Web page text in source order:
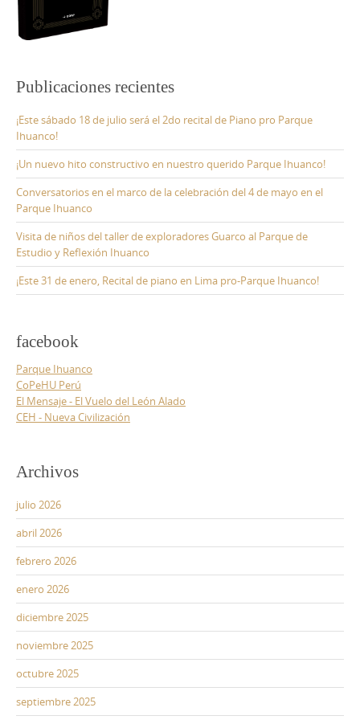
Publicaciones recientes
¡Este sábado 18 de julio será el 2do recital de Piano pro Parque
Ihuanco!
¡Un nuevo hito constructivo en nuestro querido Parque Ihuanco!
Conversatorios en el marco de la celebración del 4 de mayo en el
Parque Ihuanco
Visita de niños del taller de exploradores Guarco al Parque de
Estudio y Reflexión Ihuanco
¡Este 31 de enero, Recital de piano en Lima pro-Parque Ihuanco!
facebook
Parque Ihuanco
CoPeHU Perú
El Mensaje - El Vuelo del León Alado
CEH - Nueva Civilización
Archivos
julio 2026
abril 2026
febrero 2026
enero 2026
diciembre 2025
noviembre 2025
octubre 2025
septiembre 2025